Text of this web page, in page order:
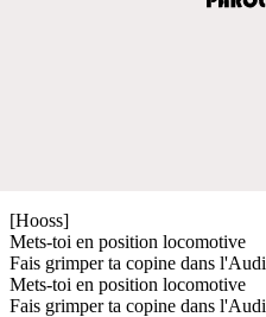
[Hooss]
Mets-toi en position locomotive
Fais grimper ta copine dans l'Audi
Mets-toi en position locomotive
Fais grimper ta copine dans l'Audi